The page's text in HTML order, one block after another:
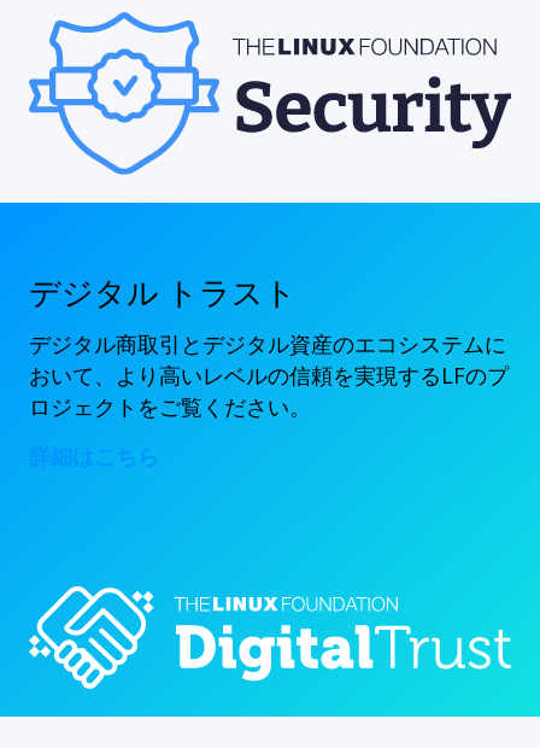
デジタル トラスト
デジタル商取引とデジタル資産のエコシステムに
おいて、より高いレベルの信頼を実現するLFのプ
ロジェクトをご覧ください。
詳細はこちら